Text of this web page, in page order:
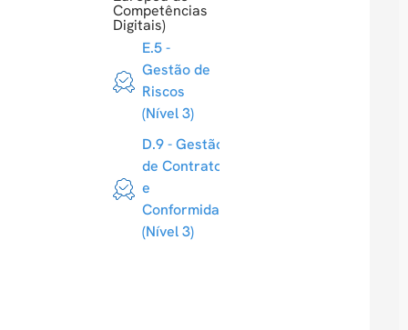
Competências
Digitais)
E.5 -
Gestão de
Riscos
(Nível 3)
D.9 - Gestão
de Contratos
e
Conformidade
(Nível 3)